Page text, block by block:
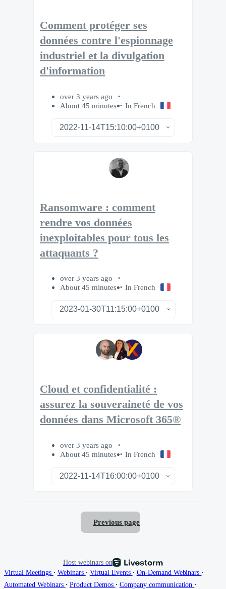
Comment protéger ses
données contre l'espionnage
industriel et la divulgation
d'information
over 3 years ago
About 45 minutes
In French
Ransomware : comment
rendre vos données
inexploitables pour tous les
attaquants ?
over 3 years ago
About 45 minutes
In French
Cloud et confidentialité :
assurez la souveraineté de vos
données dans Microsoft 365®
over 3 years ago
About 45 minutes
In French
Previous page
Host webinars on
Virtual Meetings ∙ Webinars ∙ Virtual Events ∙ On-Demand Webinars ∙
Automated Webinars ∙ Product Demos ∙ Company communication ∙